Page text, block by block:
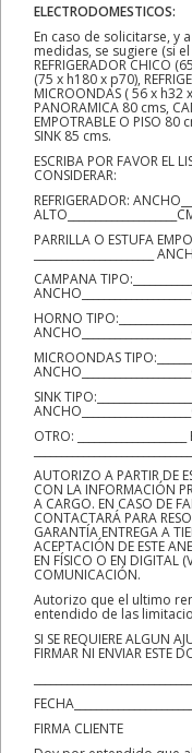
ELECTRODOMESTICOS:
En caso de solicitarse, y
medidas, se sugiere (si
REFRIGERADOR CHICO
(75 x h180 x p70),
MICROONDAS ( 56 x h32
PANORAMICA 80 cms,
EMPOTRABLE O PISO 80
SINK 85 cms.
ESCRIBA POR FAVOR EL
CONSIDERAR:
REFRIGERADOR:
PARRILLA O ESTUFA
______________________
CAMPANA
HORNO
MICROONDAS
SINK
OTRO:
AUTORIZO A PARTIR DE
CON LA INFORMACIÓN
A CARGO. EN CASO DE
CONTACTARÁ PARA
GARANTÍA ENTREGA A
ACEPTACIÓN DE ESTE
EN FÍSICO O EN DIGITAL
COMUNICACIÓN.
Autorizo que el ultimo
entendido de las
SI SE REQUIERE ALGUN
FIRMAR NI ENVIAR ESTE
FIRMA CLIENTE